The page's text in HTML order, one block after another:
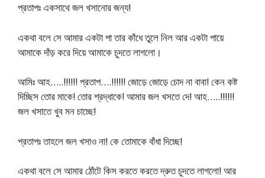
প্রতাপঃ একসাথে জল খসানোর জন্য!
একথা বলে সে আমার একটা পা তার কাঁধে তুলে নিল আর একটা পায়ে
আমাকে দাঁড় করে দিয়ে আমাকে চুদতে লাগলো।
আমিঃ আহ…..!!!!!! প্রতাপ….!!!!!! জোড়ে জোড়ে চোদ না বাবা! কেন কষ্ট
দিচ্ছিস তোর মাকে! তোর শ্রদ্ধাকে! আমার জল খসতে দে! আহ…..!!!!!!
জল খসাতে খুব মন চাচ্ছে!
প্রতাপঃ তাহলে জল খসাও না! কে তোমাকে বাঁধা দিচ্ছে!
একথা বলে সে আমার ঠোঁটে কিস করতে করতে দ্রুত চুদতে লাগলো! আর